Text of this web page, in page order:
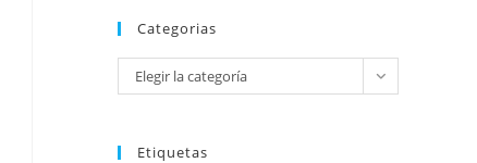
Categorias
Elegir la categoría
Etiquetas